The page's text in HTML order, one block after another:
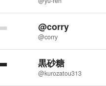
@corry
@corry
黒砂糖
@kurozatou313